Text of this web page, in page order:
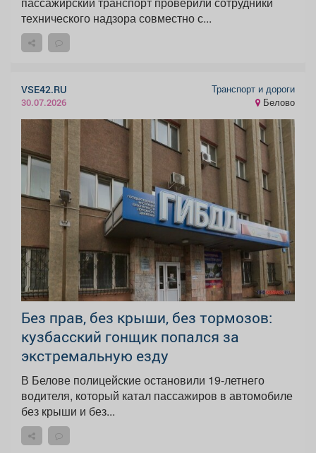
технического надзора совместно с...
VSE42.RU
30.07.2026
Транспорт и дороги
Белово
Без прав, без крыши, без тормозов:
кузбасский гонщик попался за
экстремальную езду
В Белове полицейские остановили 19-летнего
водителя, который катал пассажиров в автомобиле
без крыши и без...